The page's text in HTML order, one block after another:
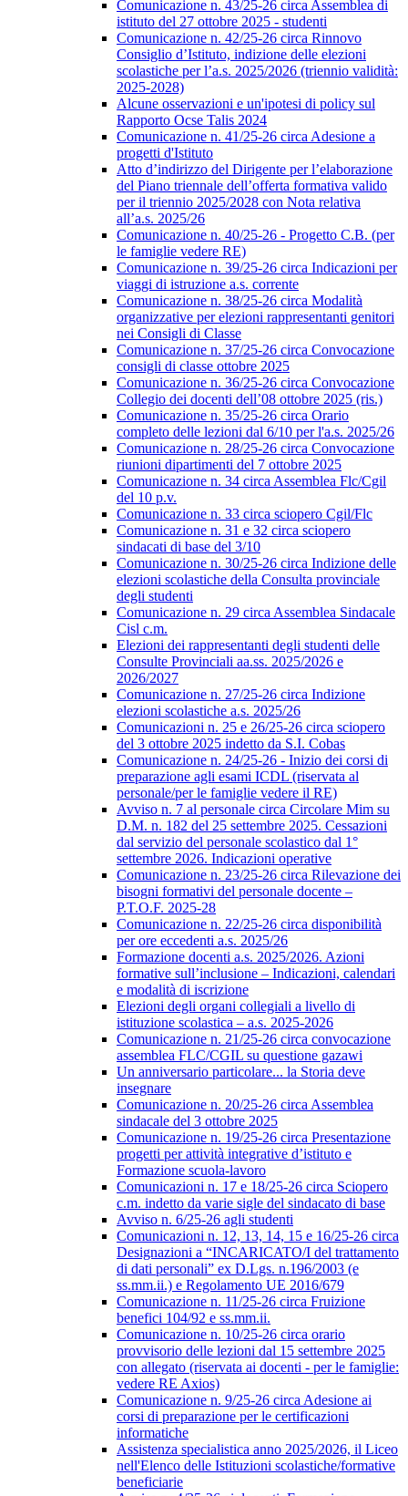
Comunicazione n. 43/25-26 circa Assemblea di
istituto del 27 ottobre 2025 - studenti
Comunicazione n. 42/25-26 circa Rinnovo
Consiglio d’Istituto, indizione delle elezioni
scolastiche per l’a.s. 2025/2026 (triennio validità:
2025-2028)
Alcune osservazioni e un'ipotesi di policy sul
Rapporto Ocse Talis 2024
Comunicazione n. 41/25-26 circa Adesione a
progetti d'Istituto
Atto d’indirizzo del Dirigente per l’elaborazione
del Piano triennale dell’offerta formativa valido
per il triennio 2025/2028 con Nota relativa
all’a.s. 2025/26
Comunicazione n. 40/25-26 - Progetto C.B. (per
le famiglie vedere RE)
Comunicazione n. 39/25-26 circa Indicazioni per
viaggi di istruzione a.s. corrente
Comunicazione n. 38/25-26 circa Modalità
organizzative per elezioni rappresentanti genitori
nei Consigli di Classe
Comunicazione n. 37/25-26 circa Convocazione
consigli di classe ottobre 2025
Comunicazione n. 36/25-26 circa Convocazione
Collegio dei docenti dell’08 ottobre 2025 (ris.)
Comunicazione n. 35/25-26 circa Orario
completo delle lezioni dal 6/10 per l'a.s. 2025/26
Comunicazione n. 28/25-26 circa Convocazione
riunioni dipartimenti del 7 ottobre 2025
Comunicazione n. 34 circa Assemblea Flc/Cgil
del 10 p.v.
Comunicazione n. 33 circa sciopero Cgil/Flc
Comunicazione n. 31 e 32 circa sciopero
sindacati di base del 3/10
Comunicazione n. 30/25-26 circa Indizione delle
elezioni scolastiche della Consulta provinciale
degli studenti
Comunicazione n. 29 circa Assemblea Sindacale
Cisl c.m.
Elezioni dei rappresentanti degli studenti delle
Consulte Provinciali aa.ss. 2025/2026 e
2026/2027
Comunicazione n. 27/25-26 circa Indizione
elezioni scolastiche a.s. 2025/26
Comunicazioni n. 25 e 26/25-26 circa sciopero
del 3 ottobre 2025 indetto da S.I. Cobas
Comunicazione n. 24/25-26 - Inizio dei corsi di
preparazione agli esami ICDL (riservata al
personale/per le famiglie vedere il RE)
Avviso n. 7 al personale circa Circolare Mim su
D.M. n. 182 del 25 settembre 2025. Cessazioni
dal servizio del personale scolastico dal 1°
settembre 2026. Indicazioni operative
Comunicazione n. 23/25-26 circa Rilevazione dei
bisogni formativi del personale docente –
P.T.O.F. 2025-28
Comunicazione n. 22/25-26 circa disponibilità
per ore eccedenti a.s. 2025/26
Formazione docenti a.s. 2025/2026. Azioni
formative sull’inclusione – Indicazioni, calendari
e modalità di iscrizione
Elezioni degli organi collegiali a livello di
istituzione scolastica – a.s. 2025-2026
Comunicazione n. 21/25-26 circa convocazione
assemblea FLC/CGIL su questione gazawi
Un anniversario particolare... la Storia deve
insegnare
Comunicazione n. 20/25-26 circa Assemblea
sindacale del 3 ottobre 2025
Comunicazione n. 19/25-26 circa Presentazione
progetti per attività integrative d’istituto e
Formazione scuola-lavoro
Comunicazioni n. 17 e 18/25-26 circa Sciopero
c.m. indetto da varie sigle del sindacato di base
Avviso n. 6/25-26 agli studenti
Comunicazioni n. 12, 13, 14, 15 e 16/25-26 circa
Designazioni a “INCARICATO/I del trattamento
di dati personali” ex D.Lgs. n.196/2003 (e
ss.mm.ii.) e Regolamento UE 2016/679
Comunicazione n. 11/25-26 circa Fruizione
benefici 104/92 e ss.mm.ii.
Comunicazione n. 10/25-26 circa orario
provvisorio delle lezioni dal 15 settembre 2025
con allegato (riservata ai docenti - per le famiglie:
vedere RE Axios)
Comunicazione n. 9/25-26 circa Adesione ai
corsi di preparazione per le certificazioni
informatiche
Assistenza specialistica anno 2025/2026, il Liceo
nell'Elenco delle Istituzioni scolastiche/formative
beneficiarie